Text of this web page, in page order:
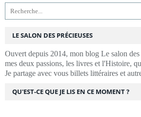
LE SALON DES PRÉCIEUSES
Ouvert depuis 2014, mon blog Le salon
mes deux passions, les livres et l'Histoire,
Je partage avec vous billets littéraires et
QU'EST-CE QUE JE LIS EN CE MOMENT ?